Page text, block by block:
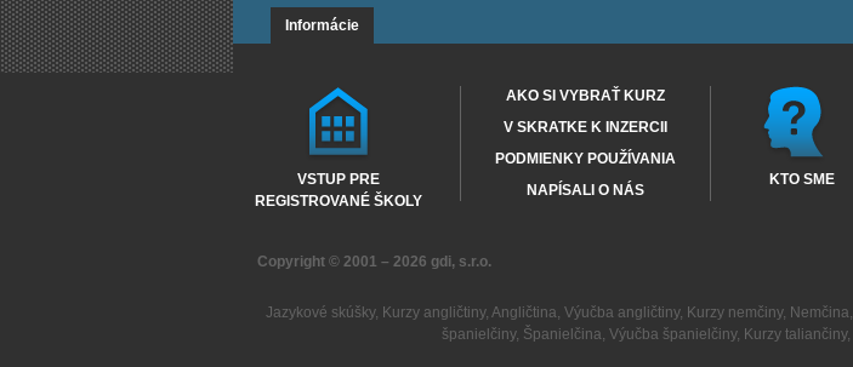
Informácie
VSTUP PRE
REGISTROVANÉ ŠKOLY
AKO SI VYBRAŤ KURZ
V SKRATKE K INZERCII
PODMIENKY POUŽÍVANIA
NAPÍSALI O NÁS
KTO SME
Copyright © 2001 – 2026 gdi, s.r.o.
Jazykové skúšky, Kurzy angličtiny, Angličtina, Výučba angličtiny, Kurzy nemčiny, Nemčina,
španielčiny, Španielčina, Výučba španielčiny, Kurzy taliančiny,